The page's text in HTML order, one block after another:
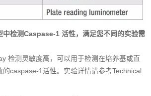
中检测Caspase-1 活性，满足您不同的实验需
检测灵敏度高，可以用于检测在培养基或直
的caspase-1活性。实验详情请参考Technical